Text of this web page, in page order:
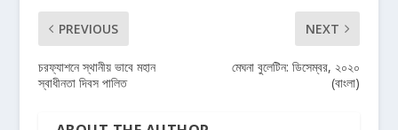
PREVIOUS
চরফ্যাশনে স্থানীয় ভাবে মহান
স্বাধীনতা দিবস পালিত
NEXT
মেঘনা বুলেটিন: ডিসেম্বর, ২০২০
(বাংলা)